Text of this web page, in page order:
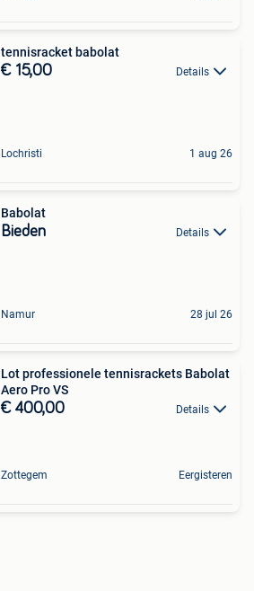
tennisracket babolat
€ 15,00 Details
Lochristi 1 aug 26
Babolat
Bieden Details
Namur 28 jul 26
Lot professionele tennisrackets Babolat
Aero Pro VS
€ 400,00 Details
Zottegem Eergisteren